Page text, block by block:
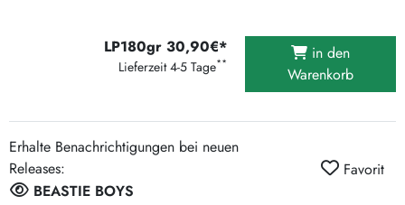
LP180gr 30,90€*
Lieferzeit 4-5 Tage**
in den
Warenkorb
Erhalte Benachrichtigungen bei neuen
Releases:
BEASTIE BOYS
Favorit